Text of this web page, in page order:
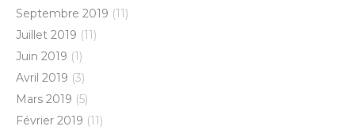
Septembre 2019 (11)
Juillet 2019 (11)
Juin 2019 (1)
Avril 2019 (3)
Mars 2019 (5)
Février 2019 (11)